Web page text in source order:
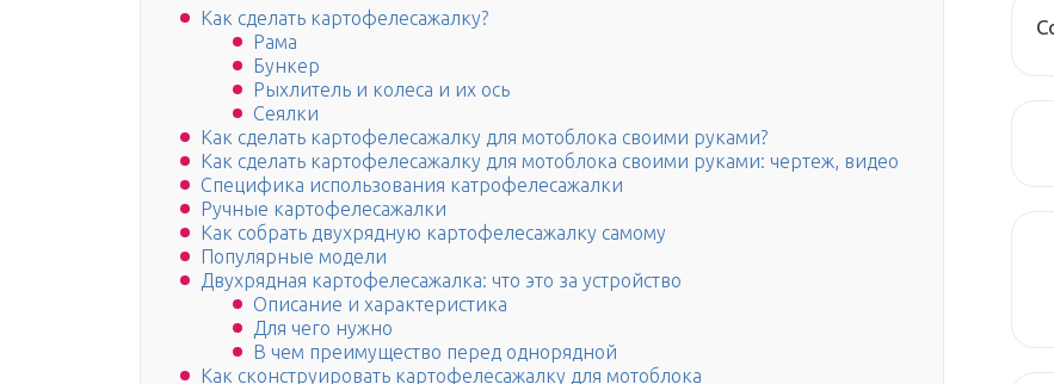
Как сделать картофелесажалку?
Рама
Бункер
Рыхлитель и колеса и их ось
Сеялки
Как сделать картофелесажалку для мотоблока своими руками?
Как сделать картофелесажалку для мотоблока своими руками: чертеж, видео
Специфика использования катрофелесажалки
Ручные картофелесажалки
Как собрать двухрядную картофелесажалку самому
Популярные модели
Двухрядная картофелесажалка: что это за устройство
Описание и характеристика
Для чего нужно
В чем преимущество перед однорядной
Как сконструировать картофелесажалку для мотоблока